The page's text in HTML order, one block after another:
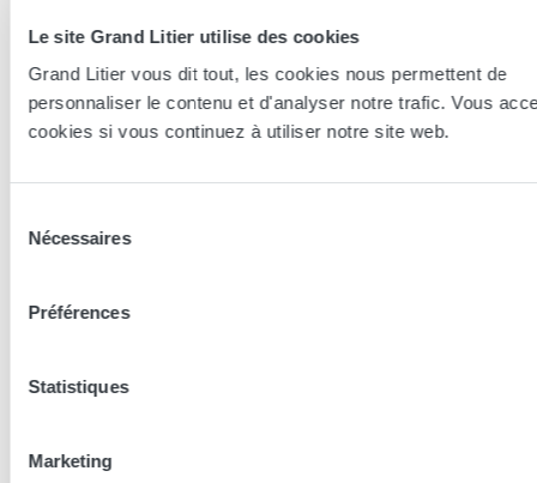
Le site Grand Litier utilise des cookies
Grand Litier vous dit tout, les cookies nous permettent de
personnaliser le contenu et d'analyser notre trafic. Vous
cookies si vous continuez à utiliser notre site web.
Nécessaires
Préférences
Statistiques
Marketing
Essayer en magasin
Nos conseillers spécialistes du bien-être sont à votre disposition
technologie, le confort, et les modèles les plus adaptés à votre
Trouver le magasin le plus proche